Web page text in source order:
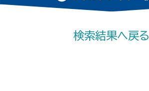
検索結果へ戻る